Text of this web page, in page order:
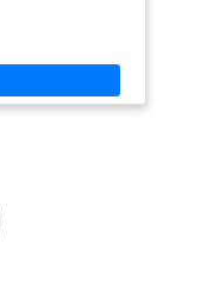
contemporaine
d'intérêt visuel
des œuvres
ou paysage